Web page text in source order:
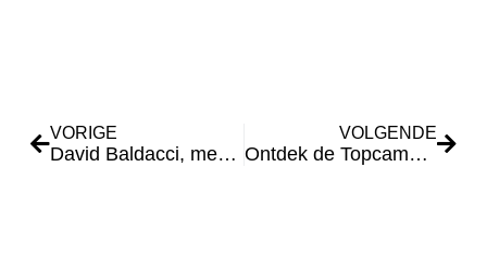
VORIGE
David Baldacci, meester van intrige en suspense
VOLGENDE
Ontdek de Topcampings van 2024